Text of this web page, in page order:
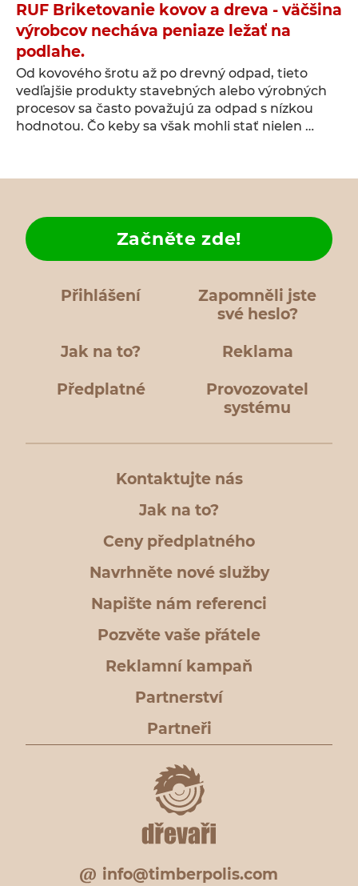
RUF Briketovanie kovov a dreva - väčšina
výrobcov necháva peniaze ležať na
podlahe.
Od kovového šrotu až po drevný odpad, tieto
vedľajšie produkty stavebných alebo výrobných
procesov sa často považujú za odpad s nízkou
hodnotou. Čo keby sa však mohli stať nielen …
Přihlášení
Zapomněli jste
své heslo?
Jak na to?
Začněte zde!
Reklama
Předplatné
Provozovatel
systému
Kontaktujte nás
Jak na to?
Ceny předplatného
Navrhněte nové služby
Napište nám referenci
Pozvěte vaše přátele
Reklamní kampaň
Partnerství
Partneři
info@timberpolis.com